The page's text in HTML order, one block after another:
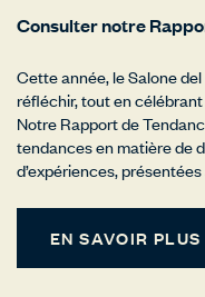
Consulter notre
Cette année, le Salone
réfléchir, tout en
Notre Rapport de
tendances en matière de
d’expériences,
EN SAVOIR PLUS